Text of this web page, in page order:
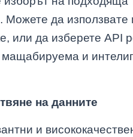
да използвате
или да изберете API
и
на данните
и